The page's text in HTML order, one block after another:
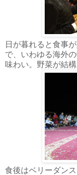
日が暮れると食事
で、いわゆる海外
味わい。野菜が結
食後はベリーダン